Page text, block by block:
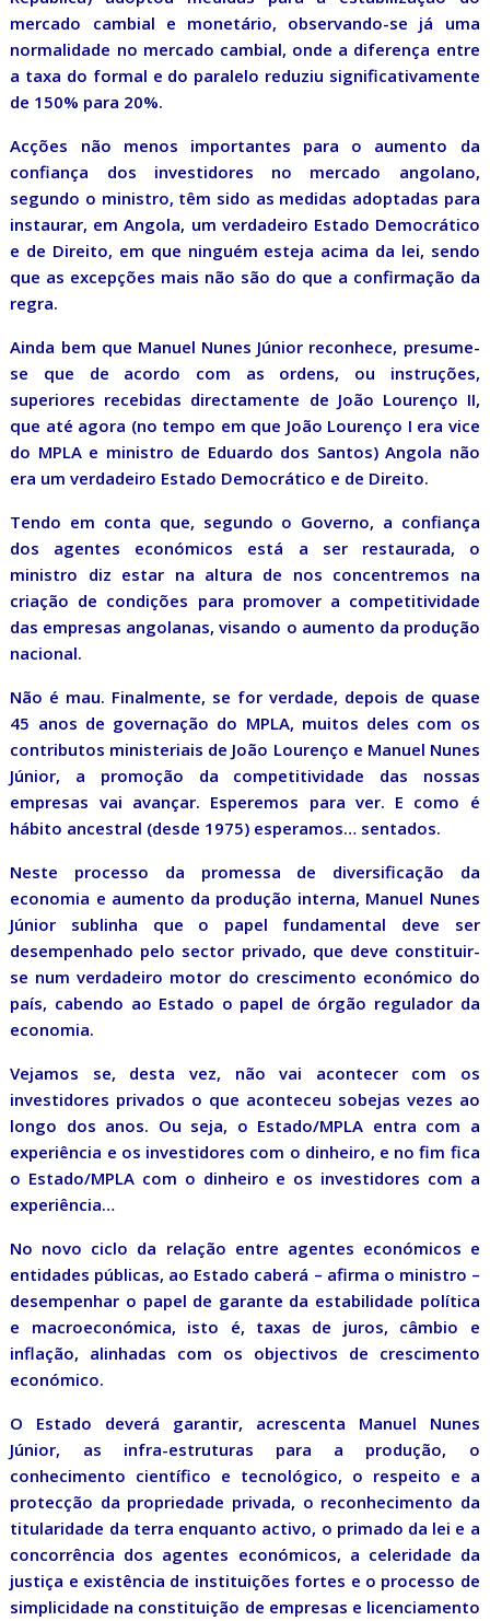
mercado cambial e monetário, observando-se já uma
normalidade no mercado cambial, onde a diferença entre
a taxa do formal e do paralelo reduziu significativamente
de 150% para 20%.
Acções não menos importantes para o aumento da
confiança dos investidores no mercado angolano,
segundo o ministro, têm sido as medidas adoptadas para
instaurar, em Angola, um verdadeiro Estado Democrático
e de Direito, em que ninguém esteja acima da lei, sendo
que as excepções mais não são do que a confirmação da
regra.
Ainda bem que Manuel Nunes Júnior reconhece, presume-
se que de acordo com as ordens, ou instruções,
superiores recebidas directamente de João Lourenço II,
que até agora (no tempo em que João Lourenço I era vice
do MPLA e ministro de Eduardo dos Santos) Angola não
era um verdadeiro Estado Democrático e de Direito.
Tendo em conta que, segundo o Governo, a confiança
dos agentes económicos está a ser restaurada, o
ministro diz estar na altura de nos concentremos na
criação de condições para promover a competitividade
das empresas angolanas, visando o aumento da produção
nacional.
Não é mau. Finalmente, se for verdade, depois de quase
45 anos de governação do MPLA, muitos deles com os
contributos ministeriais de João Lourenço e Manuel Nunes
Júnior, a promoção da competitividade das nossas
empresas vai avançar. Esperemos para ver. E como é
hábito ancestral (desde 1975) esperamos… sentados.
Neste processo da promessa de diversificação da
economia e aumento da produção interna, Manuel Nunes
Júnior sublinha que o papel fundamental deve ser
desempenhado pelo sector privado, que deve constituir-
se num verdadeiro motor do crescimento económico do
país, cabendo ao Estado o papel de órgão regulador da
economia.
Vejamos se, desta vez, não vai acontecer com os
investidores privados o que aconteceu sobejas vezes ao
longo dos anos. Ou seja, o Estado/MPLA entra com a
experiência e os investidores com o dinheiro, e no fim fica
o Estado/MPLA com o dinheiro e os investidores com a
experiência…
No novo ciclo da relação entre agentes económicos e
entidades públicas, ao Estado caberá – afirma o ministro –
desempenhar o papel de garante da estabilidade política
e macroeconómica, isto é, taxas de juros, câmbio e
inflação, alinhadas com os objectivos de crescimento
económico.
O Estado deverá garantir, acrescenta Manuel Nunes
Júnior, as infra-estruturas para a produção, o
conhecimento científico e tecnológico, o respeito e a
protecção da propriedade privada, o reconhecimento da
titularidade da terra enquanto activo, o primado da lei e a
concorrência dos agentes económicos, a celeridade da
justiça e existência de instituições fortes e o processo de
simplicidade na constituição de empresas e licenciamento